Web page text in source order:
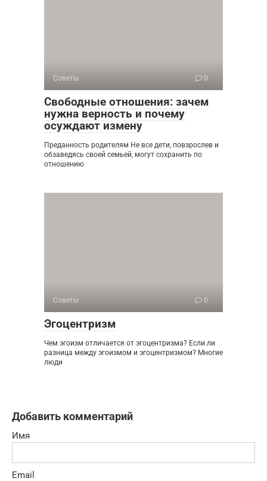
Советы 0
Свободные отношения: зачем
нужна верность и почему
осуждают измену
Преданность родителям Не все дети, повзрослев и
обзаведясь своей семьей, могут сохранить по
отношению
Советы 0
Эгоцентризм
Чем эгоизм отличается от эгоцентризма? Если ли
разница между эгоизмом и эгоцентризмом? Многие
люди
Добавить комментарий
Имя
Email